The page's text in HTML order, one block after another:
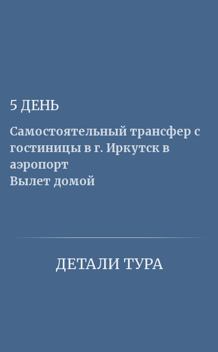
5 ДЕНЬ
Самостоятельный трансфер с
гостиницы в г. Иркутск в
аэропорт
Вылет домой
ДЕТАЛИ ТУРА